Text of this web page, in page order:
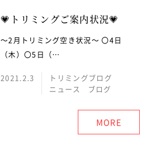
💗トリミングご案内状況💗
～2月トリミング空き状況～ 〇4日
（木）〇5日（…
2021.2.3
トリミングブログ
ニュース
ブログ
MORE